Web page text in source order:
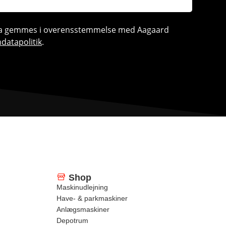
gemmes i overensstemmelse med Aagaard
.
Shop
Maskinudlejning
Have- & parkmaskiner
Anlægsmaskiner
Depotrum